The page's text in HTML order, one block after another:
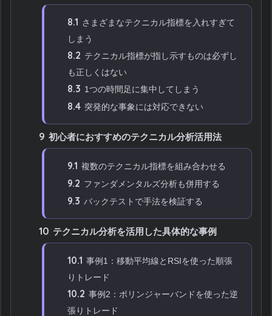
8.1 さまざまなテクニカル指標を入れすぎて
しまう
8.2 テクニカル指標が指し示すものは必ずし
も正しくはない
8.3 1つの時間足に集中してしまう
8.4 突発的な事象には対応できない
9 初心者におすすめのテクニカル分析活用法
9.1 複数のテクニカル指標を組み合わせる
9.2 ファンダメンタルズ分析も併用する
9.3 バックテストで手法を検証する
10 テクニカル分析を活用した具体的な事例
10.1 事例1：移動平均線とRSIを使った順張
りトレード
10.2 事例2：ボリンジャーバンドを使った逆
張りトレード